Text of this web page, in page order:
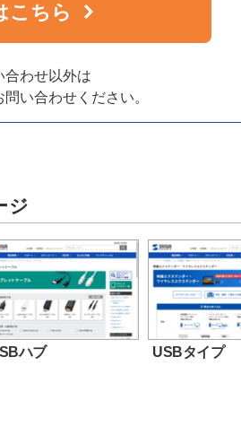
こちら
合わせ以外は
問い合わせください。
ジ
ハブ USBタイプ